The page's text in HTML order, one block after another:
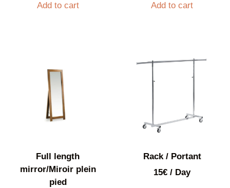
Add to cart Add to cart
Full length
mirror/Miroir plein
pied
Rack / Portant
15€ / Day